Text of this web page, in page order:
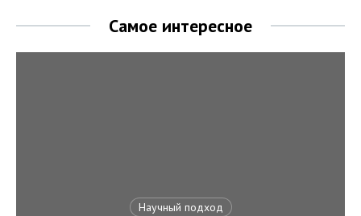
Самое интересное
Научный подход